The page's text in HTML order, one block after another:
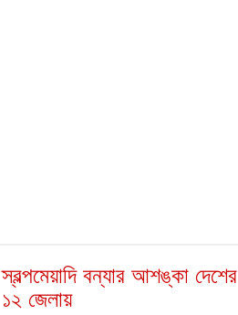
স্বল্পমেয়াদি বন্যার আশঙ্কা দেশের
১২ জেলায়